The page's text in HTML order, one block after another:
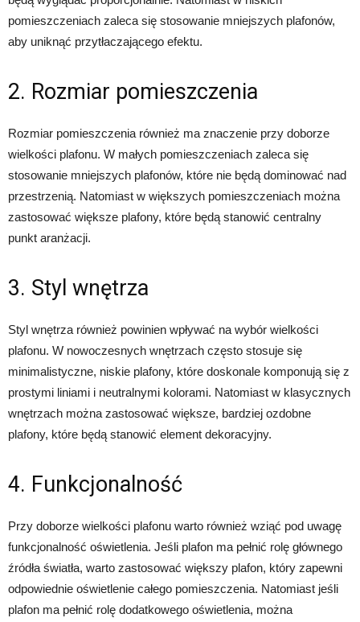
pomieszczeniach zaleca się stosowanie mniejszych plafonów,
aby uniknąć przytłaczającego efektu.
2. Rozmiar pomieszczenia
Rozmiar pomieszczenia również ma znaczenie przy doborze
wielkości plafonu. W małych pomieszczeniach zaleca się
stosowanie mniejszych plafonów, które nie będą dominować nad
przestrzenią. Natomiast w większych pomieszczeniach można
zastosować większe plafony, które będą stanowić centralny
punkt aranżacji.
3. Styl wnętrza
Styl wnętrza również powinien wpływać na wybór wielkości
plafonu. W nowoczesnych wnętrzach często stosuje się
minimalistyczne, niskie plafony, które doskonale komponują się z
prostymi liniami i neutralnymi kolorami. Natomiast w klasycznych
wnętrzach można zastosować większe, bardziej ozdobne
plafony, które będą stanowić element dekoracyjny.
4. Funkcjonalność
Przy doborze wielkości plafonu warto również wziąć pod uwagę
funkcjonalność oświetlenia. Jeśli plafon ma pełnić rolę głównego
źródła światła, warto zastosować większy plafon, który zapewni
odpowiednie oświetlenie całego pomieszczenia. Natomiast jeśli
plafon ma pełnić rolę dodatkowego oświetlenia, można